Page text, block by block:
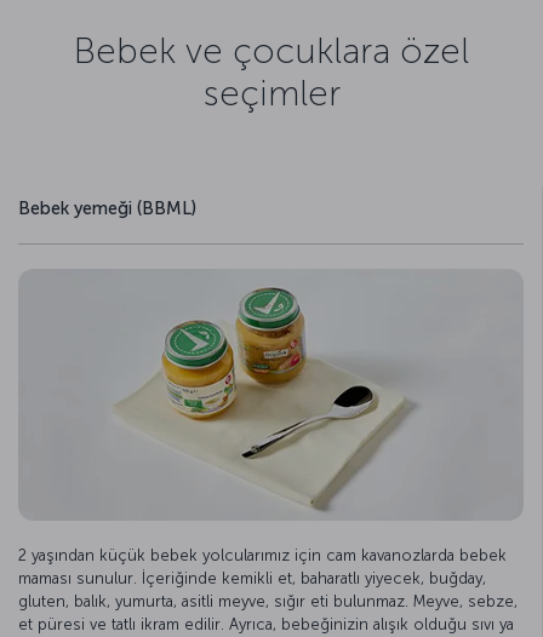
Bebek ve çocuklara özel
seçimler
Bebek yemeği (BBML)
2 yaşından küçük bebek yolcularımız için cam kavanozlarda bebek
maması sunulur. İçeriğinde kemikli et, baharatlı yiyecek, buğday,
gluten, balık, yumurta, asitli meyve, sığır eti bulunmaz. Meyve, sebze,
et püresi ve tatlı ikram edilir. Ayrıca, bebeğinizin alışık olduğu sıvı ya